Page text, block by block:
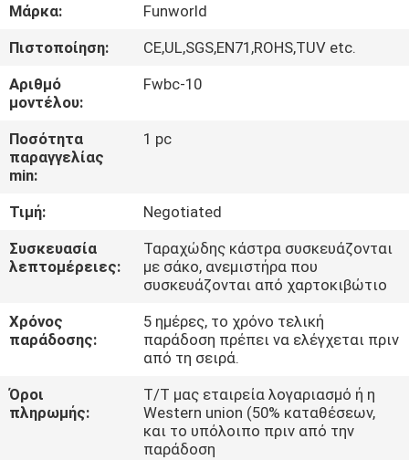
ΓΎΡΟΣ
ΕΡΓΟΣΤΑΣΊΩΝ
ΠΟΙΟΤΙΚΌΣ
ΈΛΕΓΧΟΣ
COMPANY
NEWS
SITEMAP
POLICY
Μάρκα:
Funworld
Πιστοποίηση:
CE,UL,SGS,EN71,ROHS,TUV etc.
Αριθμό
μοντέλου:
Fwbc-10
Ποσότητα
παραγγελίας
min:
1 pc
Τιμή:
Negotiated
Συσκευασία
λεπτομέρειες:
Ταραχώδης κάστρα συσκευάζονται
με σάκο, ανεμιστήρα που
συσκευάζονται από χαρτοκιβώτιο
Χρόνος
παράδοσης:
5 ημέρες, το χρόνο τελική
παράδοση πρέπει να ελέγχεται πριν
από τη σειρά.
Όροι
πληρωμής:
T/T μας εταιρεία λογαριασμό ή η
Western union (50% καταθέσεων,
και το υπόλοιπο πριν από την
παράδοση